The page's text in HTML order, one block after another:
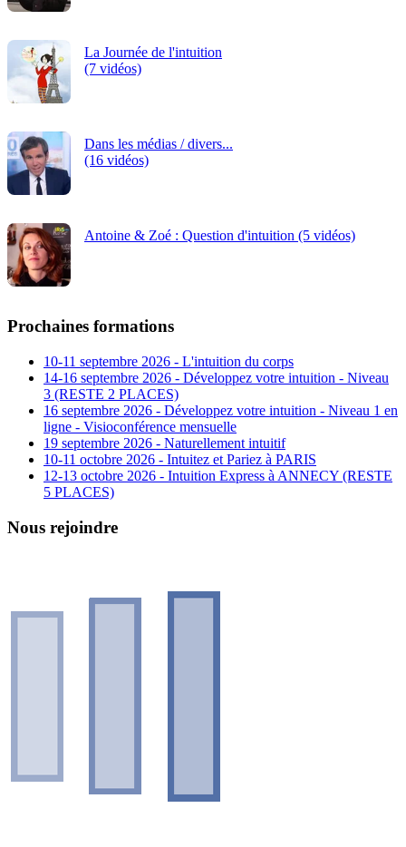
La Journée de l'intuition
(7 vidéos)
Dans les médias / divers...
(16 vidéos)
Antoine & Zoé : Question d'intuition (5 vidéos)
Prochaines formations
10-11 septembre 2026 - L'intuition du corps
14-16 septembre 2026 - Développez votre intuition - Niveau
3 (RESTE 2 PLACES)
16 septembre 2026 - Développez votre intuition - Niveau 1 en
ligne - Visioconférence mensuelle
19 septembre 2026 - Naturellement intuitif
10-11 octobre 2026 - Intuitez et Pariez à PARIS
12-13 octobre 2026 - Intuition Express à ANNECY (RESTE
5 PLACES)
Nous rejoindre